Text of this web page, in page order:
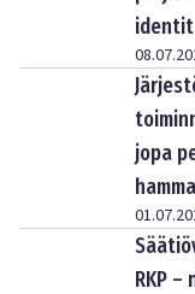
jopa
RKP